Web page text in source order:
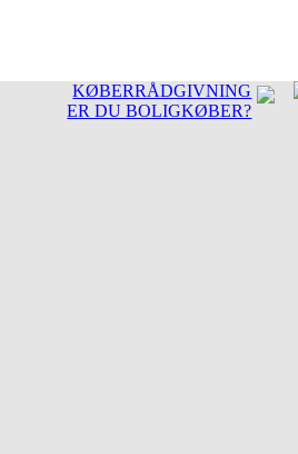
KØBERRÅDGIVNING
ER DU BOLIGKØBER?